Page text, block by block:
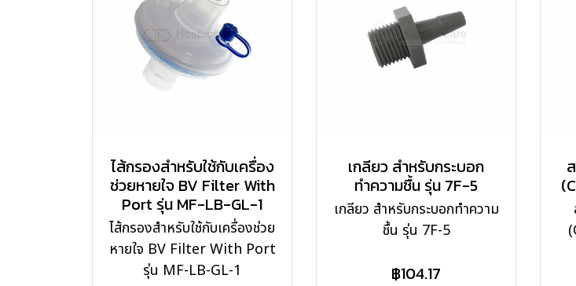
ไส้กรองสำหรับใช้กับเครื่อง
ช่วยหายใจ BV Filter With
Port รุ่น MF-LB-GL-1
ไส้กรองสำหรับใช้กับเครื่องช่วย
หายใจ BV Filter With Port
รุ่น MF-LB-GL-1
เกลียว สำหรับกระบอก
ทำความชื้น รุ่น 7F-5
เกลียว สำหรับกระบอกทำความ
ชื้น รุ่น 7F-5
฿104.17